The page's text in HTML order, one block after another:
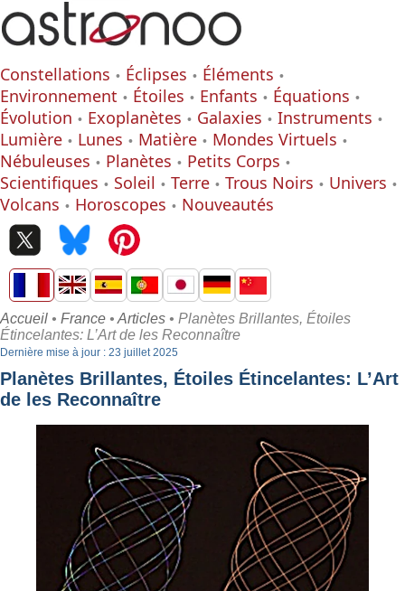
Constellations Éclipses
Éléments
Environnement
Étoiles Enfants
Équations
Évolution
Exoplanètes Galaxies
Instruments
Lumière
Lunes Matière
Mondes Virtuels
Nébuleuses
Planètes
Petits Corps
Scientifiques
Soleil Terre Trous Noirs
Univers
Volcans
Horoscopes Nouveautés
Accueil • France • Articles • Planètes Brillantes, Étoiles
Étincelantes: L’Art de les Reconnaître
Dernière mise à jour : 23 juillet 2025
Planètes Brillantes, Étoiles Étincelantes: L’Art
de les Reconnaître